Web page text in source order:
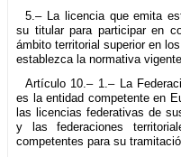
5.– La licencia que emita
su titular para participar en
ámbito territorial superior en
establezca la normativa vigente.
Artículo 10.– 1.– La
es la entidad competente en
las licencias federativas de
y las federaciones
competentes para su